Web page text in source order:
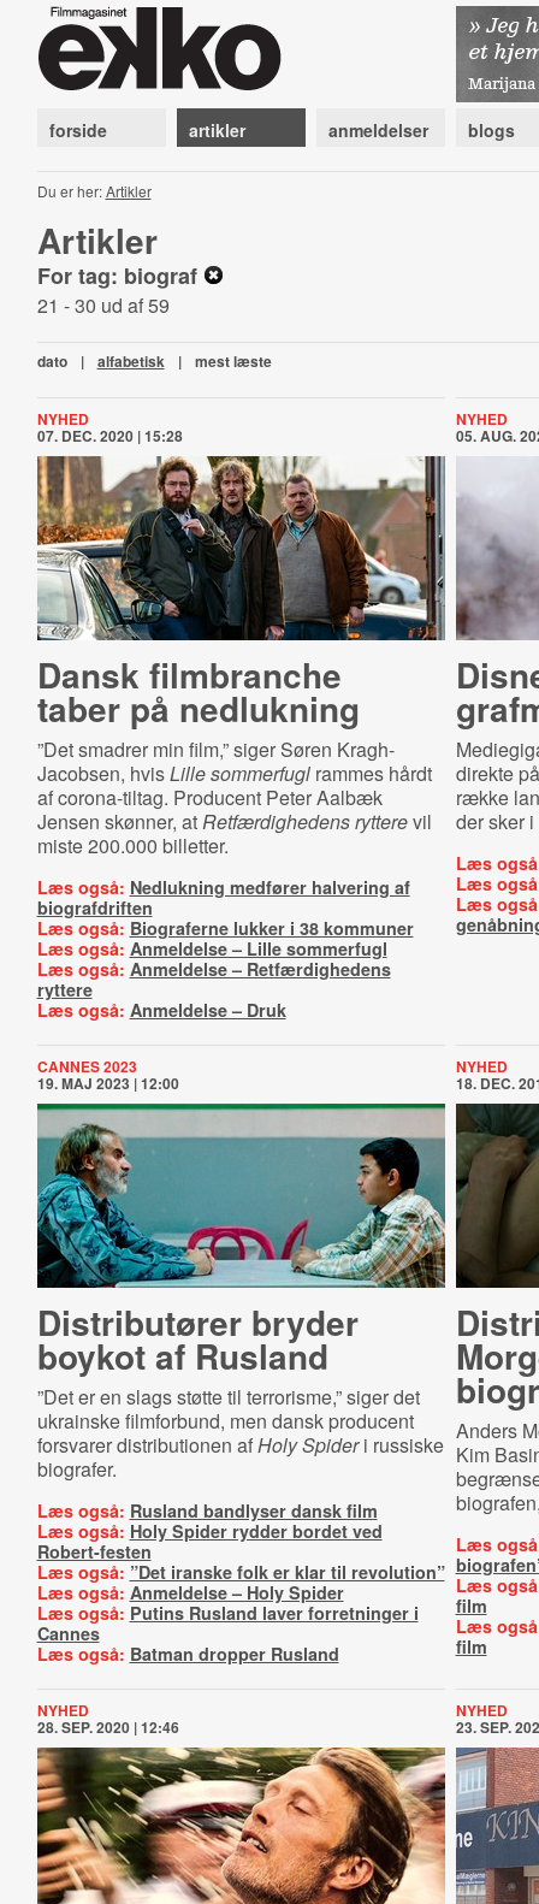
forside artikler anmeldelser blogs
Du er her:Artikler
Artikler
For tag: biograf
21 - 30 ud af 59
dato | alfabetisk | mest læste
NYHED
07. DEC. 2020 | 15:28
Dansk filmbranche
taber på nedlukning
”Det smadrer min film,” siger Søren Kragh-
Jacobsen, hvisLille sommerfugl rammes hårdt
af corona-tiltag. Producent Peter Aalbæk
Jensen skønner, atRetfærdighedens rytterevil
miste 200.000 billetter.
Læs også: Nedlukning medfører halvering af
biografdriften
Læs også: Biograferne lukker i 38 kommuner
Læs også: Anmeldelse – Lille sommerfugl
Læs også: Anmeldelse – Retfærdighedens
ryttere
Læs også: Anmeldelse – Druk
NYHED
05. AUG.
direkte
række
der sker
Læs
Læs
Læs
CANNES 2023
19. MAJ 2023 | 12:00
Distributører bryder
boykot af Rusland
”Det er en slags støtte til terrorisme,” siger det
ukrainske filmforbund, men dansk producent
forsvarer distributionen afHoly Spideri russiske
biografer.
Læs også: Rusland bandlyser dansk film
Læs også: Holy Spider rydder bordet ved
Robert-festen
Læs også: ”Det iranske folk er klar til revolution”
Læs også: Anmeldelse – Holy Spider
Læs også: Putins Rusland laver forretninger i
Cannes
Læs også: Batman dropper Rusland
NYHED
18. DEC.
Anders
Kim
Læs
Læs
film
Læs
film
NYHED
28. SEP. 2020 | 12:46
NYHED
23. SEP.